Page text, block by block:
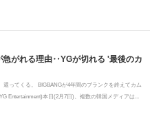
急がれる理由‥YGが切れる '最後のカ
還ってくる。 BIGBANGが4年間のブランクを終えてカム
Entertainment)本日(2月7日)、複数の韓国メディアは...